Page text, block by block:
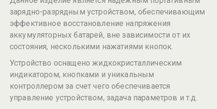
зарядно-разрядным устройством, обеспечивающим
эффективное восстановление напряжения
аккумуляторных батарей, вне зависимости от их
состояния, несколькими нажатиями кнопок.
Устройство оснащено жидкокристаллическим
индикатором, кнопками и уникальным
контроллером за счет чего обеспечивается
управление устройством, задача параметров и т.д.